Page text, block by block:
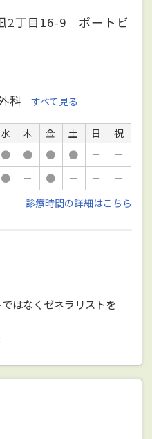
2丁目16-9 ポートビ
科 すべて見る
水 木 金 土 日
祝
● ● ● ● －
－
● － ● － －
－
診療時間の詳細はこちら
はなくゼネラリストを